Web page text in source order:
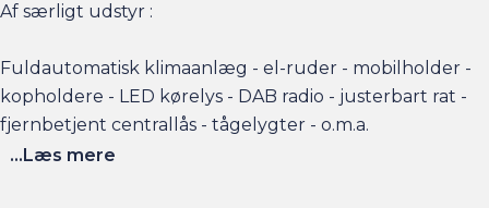
Af særligt udstyr :
Fuldautomatisk klimaanlæg - el-ruder - mobilholder -
kopholdere - LED kørelys - DAB radio - justerbart rat -
fjernbetjent centrallås - tågelygter - o.m.a.
...Læs mere